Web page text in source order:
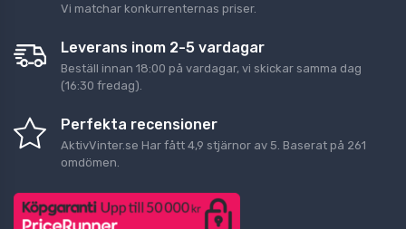
Vi matchar konkurrenternas priser.
Leverans inom 2-5 vardagar
Beställ innan 18:00 på vardagar, vi skickar samma dag
(16:30 fredag).
Perfekta recensioner
AktivVinter.se Har fått 4,9 stjärnor av 5 . Baserat på 261
omdömen.